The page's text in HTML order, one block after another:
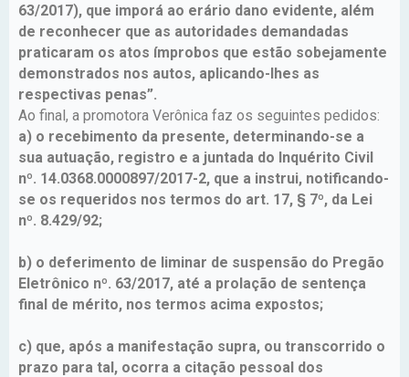
63/2017), que imporá ao erário dano evidente, além
de reconhecer que as autoridades demandadas
praticaram os atos ímprobos que estão sobejamente
demonstrados nos autos, aplicando-lhes as
respectivas penas”.
Ao final, a promotora Verônica faz os seguintes pedidos:
a) o recebimento da presente, determinando-se a
sua autuação, registro e a juntada do Inquérito Civil
nº. 14.0368.0000897/2017-2, que a instrui, notificando-
se os requeridos nos termos do art. 17, § 7º, da Lei
nº. 8.429/92;
b) o deferimento de liminar de suspensão do Pregão
Eletrônico nº. 63/2017, até a prolação de sentença
final de mérito, nos termos acima expostos;
c) que, após a manifestação supra, ou transcorrido o
prazo para tal, ocorra a citação pessoal dos